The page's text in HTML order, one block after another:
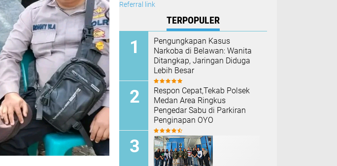
Referral link
TERPOPULER
Pengungkapan Kasus
Narkoba di Belawan: Wanita
Ditangkap, Jaringan Diduga
Lebih Besar
Respon Cepat,Tekab Polsek
Medan Area Ringkus
Pengedar Sabu di Parkiran
Penginapan OYO